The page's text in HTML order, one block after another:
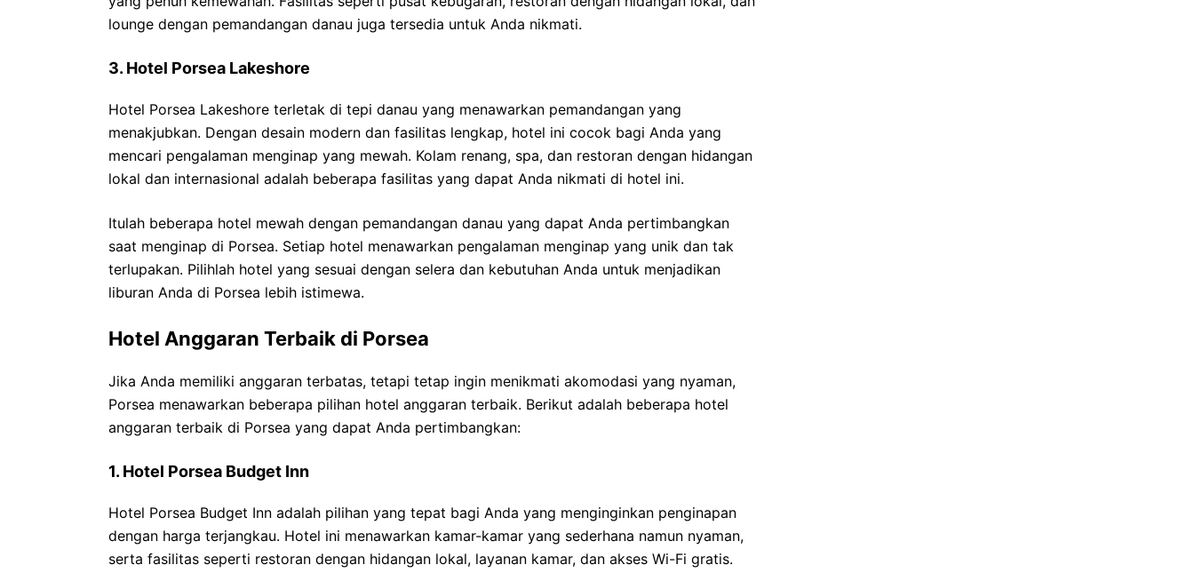
lounge dengan pemandangan danau juga tersedia untuk Anda nikmati.
3. Hotel Porsea Lakeshore
Hotel Porsea Lakeshore terletak di tepi danau yang menawarkan pemandangan yang
menakjubkan. Dengan desain modern dan fasilitas lengkap, hotel ini cocok bagi Anda yang
mencari pengalaman menginap yang mewah. Kolam renang, spa, dan restoran dengan hidangan
lokal dan internasional adalah beberapa fasilitas yang dapat Anda nikmati di hotel ini.
Itulah beberapa hotel mewah dengan pemandangan danau yang dapat Anda pertimbangkan
saat menginap di Porsea. Setiap hotel menawarkan pengalaman menginap yang unik dan tak
terlupakan. Pilihlah hotel yang sesuai dengan selera dan kebutuhan Anda untuk menjadikan
liburan Anda di Porsea lebih istimewa.
Hotel Anggaran Terbaik di Porsea
Jika Anda memiliki anggaran terbatas, tetapi tetap ingin menikmati akomodasi yang nyaman,
Porsea menawarkan beberapa pilihan hotel anggaran terbaik. Berikut adalah beberapa hotel
anggaran terbaik di Porsea yang dapat Anda pertimbangkan:
1. Hotel Porsea Budget Inn
Hotel Porsea Budget Inn adalah pilihan yang tepat bagi Anda yang menginginkan penginapan
dengan harga terjangkau. Hotel ini menawarkan kamar-kamar yang sederhana namun nyaman,
serta fasilitas seperti restoran dengan hidangan lokal, layanan kamar, dan akses Wi-Fi gratis.